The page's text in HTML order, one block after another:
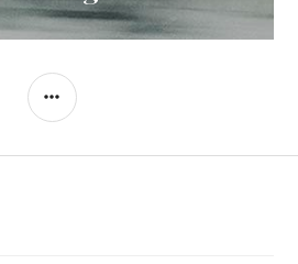
SIDEBAR